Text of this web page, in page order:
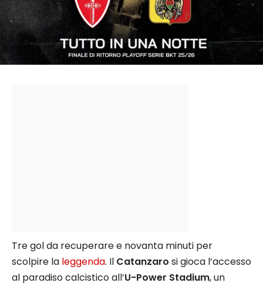
Tre gol da recuperare e novanta minuti per
scolpire la leggenda. Il Catanzaro si gioca l’accesso
al paradiso calcistico all’U-Power Stadium, un